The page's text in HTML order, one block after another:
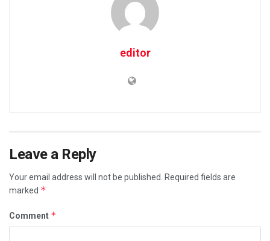
editor
Leave a Reply
Your email address will not be published.
Required fields are
marked *
Comment *